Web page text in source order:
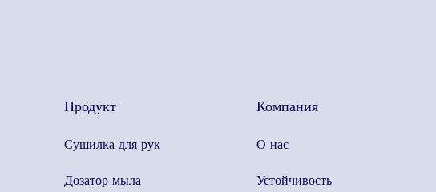
Продукт
Сушилка для рук
Дозатор мыла
Компания
О нас
Устойчивость